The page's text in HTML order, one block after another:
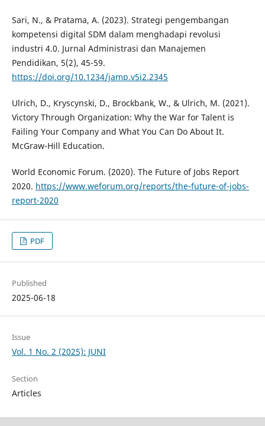
Sari, N., & Pratama, A. (2023). Strategi pengembangan
kompetensi digital SDM dalam menghadapi revolusi
industri 4.0. Jurnal Administrasi dan Manajemen
Pendidikan, 5(2), 45-59.
https://doi.org/10.1234/jamp.v5i2.2345
Ulrich, D., Kryscynski, D., Brockbank, W., & Ulrich, M. (2021).
Victory Through Organization: Why the War for Talent is
Failing Your Company and What You Can Do About It.
McGraw-Hill Education.
World Economic Forum. (2020). The Future of Jobs Report
2020. https://www.weforum.org/reports/the-future-of-jobs-
report-2020
PDF
Published
2025-06-18
Issue
Vol. 1 No. 2 (2025): JUNI
Section
Articles